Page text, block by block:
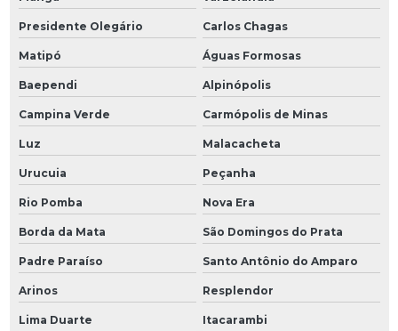
Presidente Olegário Carlos Chagas
Matipó Águas Formosas
Baependi Alpinópolis
Campina Verde Carmópolis de Minas
Luz Malacacheta
Urucuia Peçanha
Rio Pomba Nova Era
Borda da Mata São Domingos do Prata
Padre Paraíso Santo Antônio do Amparo
Arinos Resplendor
Lima Duarte Itacarambi